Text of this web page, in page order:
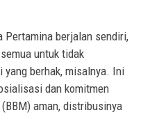
Pertamina berjalan sendiri,
untuk tidak
yang berhak, misalnya. Ini
dan komitmen
aman, distribusinya